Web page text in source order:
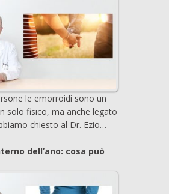
le emorroidi sono un
solo fisico, ma anche legato
chiesto al Dr. Ezio…
dell’ano: cosa può